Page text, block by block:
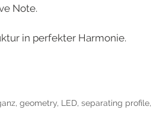
Note.
in perfekter Harmonie.
, geometry, LED, separating profile,